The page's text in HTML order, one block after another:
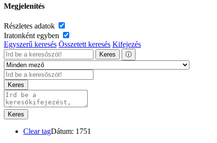
Megjelenítés
Részletes adatok
Iratonként egyben
Egyszerű keresés Összetett keresés Kifejezés
Keres ⓘ
Keres
Keres
Clear tagDátum: 1751